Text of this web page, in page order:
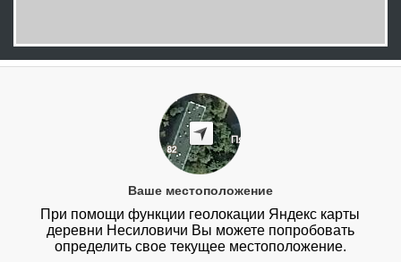
Ваше местоположение
При помощи функции геолокации Яндекс карты
деревни Несиловичи Вы можете попробовать
определить свое текущее местоположение.